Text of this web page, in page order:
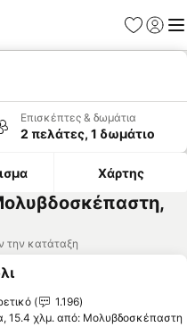
Επισκέπτες & δωμάτια
2 πελάτες, 1 δωμάτιο
Χάρτης
την κατάταξη
στα αγαπημένα
1.196
15.4 χλμ. από: Μολυβδοσκέπαστη